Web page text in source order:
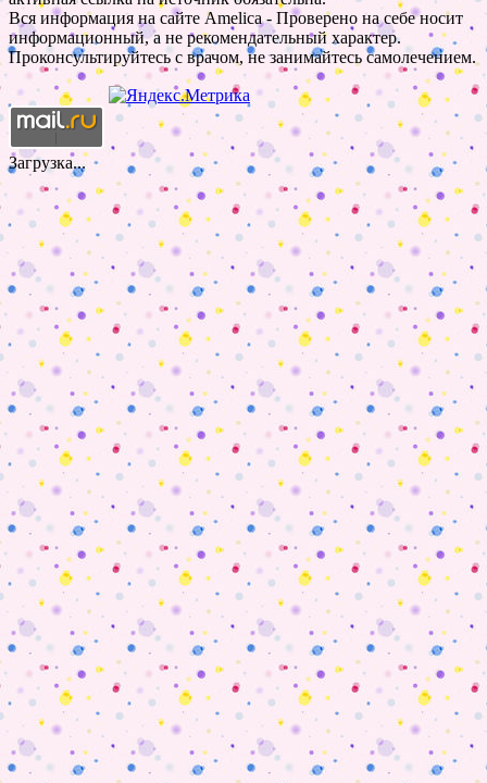
Вся информация на сайте Amelica - Проверено на себе носит
информационный, а не рекомендательный характер.
Проконсультируйтесь с врачом, не занимайтесь самолечением.
Загрузка...